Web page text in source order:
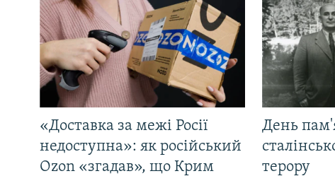
«Доставка за межі Росії
недоступна»: як російський
Ozon «згадав», що Крим
День
терору